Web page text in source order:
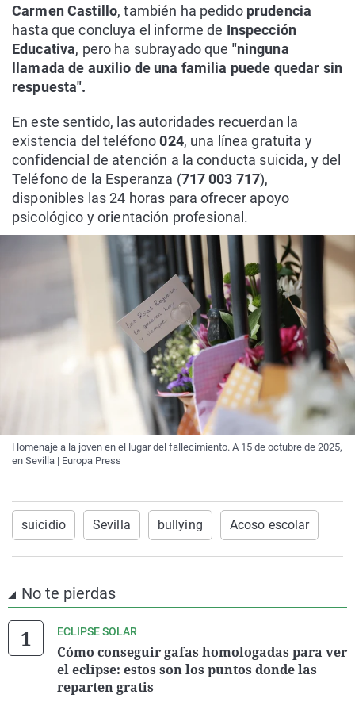
Carmen Castillo, también ha pedido prudencia
hasta que concluya el informe de Inspección
Educativa, pero ha subrayado que "ninguna
llamada de auxilio de una familia puede quedar sin
respuesta".
En este sentido, las autoridades recuerdan la
existencia del teléfono024, una línea gratuita y
confidencial de atención a la conducta suicida, y del
Teléfono de la Esperanza (717 003 717),
disponibles las 24 horas para ofrecer apoyo
psicológico y orientación profesional.
Homenaje a la joven en el lugar del fallecimiento. A 15 de octubre de 2025,
en Sevilla | Europa Press
suicidio Sevilla bullying Acoso escolar
No te pierdas
ECLIPSE SOLAR
Cómo conseguir gafas homologadas para ver
el eclipse: estos son los puntos donde las
reparten gratis